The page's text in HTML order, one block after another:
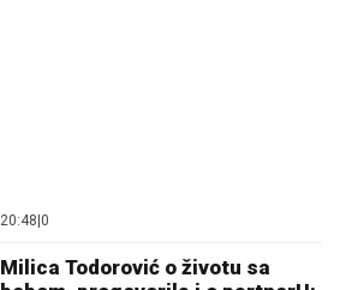
20:48|0
Milica Todorović o životu sa